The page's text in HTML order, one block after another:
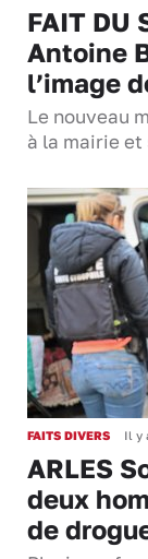
FAIT DU
Antoine
l’image
Le nouveau
à la mairie et
FAITS DIVERS Il y
ARLES
deux
de